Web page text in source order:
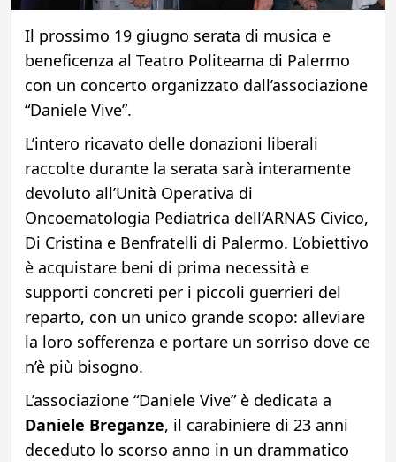
Il prossimo 19 giugno serata di musica e
beneficenza al Teatro Politeama di Palermo
con un concerto organizzato dall’associazione
“Daniele Vive”.
​L’intero ricavato delle donazioni liberali
raccolte durante la serata sarà interamente
devoluto all’Unità Operativa di
Oncoematologia Pediatrica dell’ARNAS Civico,
Di Cristina e Benfratelli di Palermo. L’obiettivo
è acquistare beni di prima necessità e
supporti concreti per i piccoli guerrieri del
reparto, con un unico grande scopo: alleviare
la loro sofferenza e portare un sorriso dove ce
n’è più bisogno.
L’associazione “Daniele Vive” è dedicata a
Daniele Breganze, il carabiniere di 23 anni
deceduto lo scorso anno in un drammatico